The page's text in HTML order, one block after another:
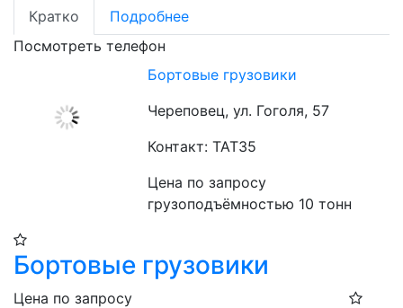
Кратко
Подробнее
Посмотреть телефон
Бортовые грузовики
Череповец, ул. Гоголя, 57
Контакт: ТАТ35
Цена по запросу
грузоподъёмностью 10 тонн
Бортовые грузовики
Цена по запросу